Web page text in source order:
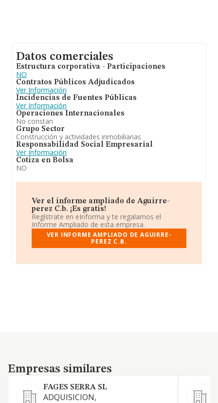
Datos comerciales
Estructura corporativa - Participaciones
NO
Contratos Públicos Adjudicados
Ver Información
Incidencias de Fuentes Públicas
Ver Información
Operaciones Internacionales
No constan
Grupo Sector
Construcción y actividades inmobiliarias
Responsabilidad Social Empresarial
Ver Información
Cotiza en Bolsa
NO
Ver el informe ampliado de Aguirre-
perez C.b. ¡Es gratis!
Regístrate en eInforma y te regalamos el
Informe Ampliado de esta empresa.
VER INFORME AMPLIADO DE AGUIRRE-
PEREZ C.B.
Empresas similares
Empresas similares
FAGES SERRA SL
ADQUISICION,